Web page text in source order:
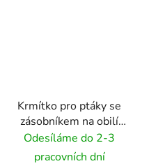
Krmítko pro ptáky se
zásobníkem na obilí
DREW KW51 35cm
Odesíláme do 2-3
pracovních dní